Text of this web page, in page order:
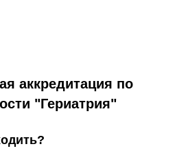
аккредитация по
"Гериатрия"